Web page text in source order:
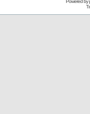
Powered by